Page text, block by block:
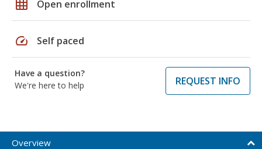
grid_on Open enrollment
speed Self paced
Have a question?
We're here to help
REQUEST INFO
Overview